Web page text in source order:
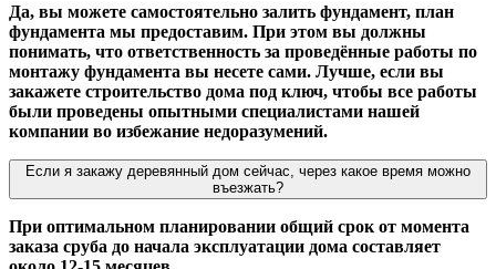
Да, вы можете самостоятельно залить фундамент, план
фундамента мы предоставим. При этом вы должны
понимать, что ответственность за проведённые работы по
монтажу фундамента вы несете сами. Лучше, если вы
закажете строительство дома под ключ, чтобы все работы
были проведены опытными специалистами нашей
компании во избежание недоразумений.
Если я закажу деревянный дом сейчас, через какое время можно
въезжать?
При оптимальном планировании общий срок от момента
заказа сруба до начала эксплуатации дома составляет